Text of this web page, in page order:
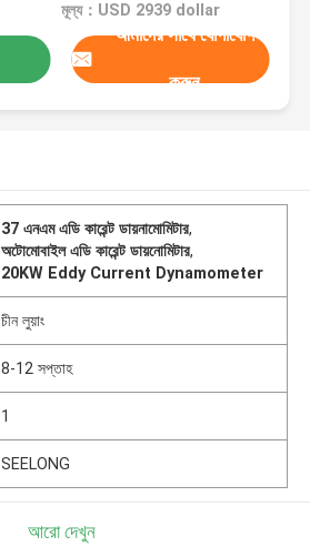
মূল্য：USD 2939 dollar
আমাদের সাথে যোগাযোগ
করুন
37 এনএম এডি কারেন্ট ডায়নামোমিটার,
অটোমোবাইল এডি কারেন্ট ডায়নোমিটার,
20KW Eddy Current Dynamometer
চীন লুয়াং
8-12 সপ্তাহ
1
SEELONG
আরো দেখুন